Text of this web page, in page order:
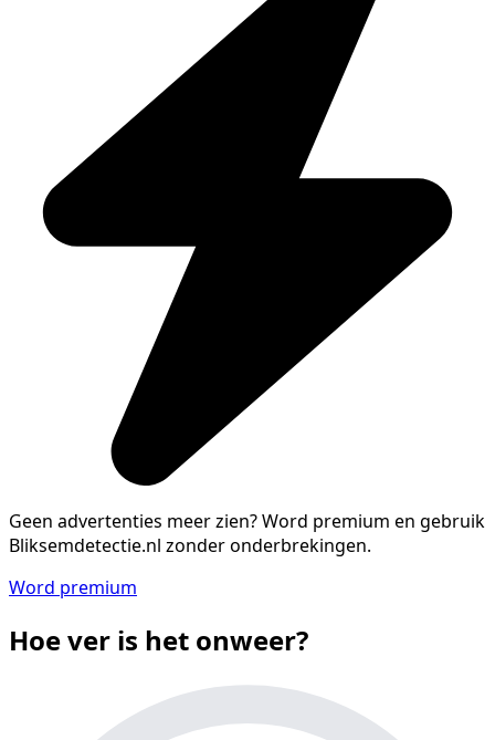
Geen advertenties meer zien?Word premium en gebruik
Bliksemdetectie.nl zonder onderbrekingen.
Word premium
Hoe ver is het onweer?